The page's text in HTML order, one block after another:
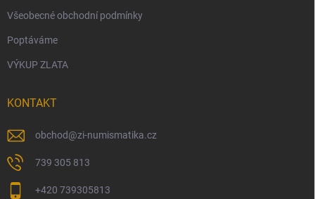
Všeobecné obchodní podmínky
Poptáváme
VÝKUP ZLATA
KONTAKT
obchod@zi-numismatika.cz
739 305 813
+420 739305813